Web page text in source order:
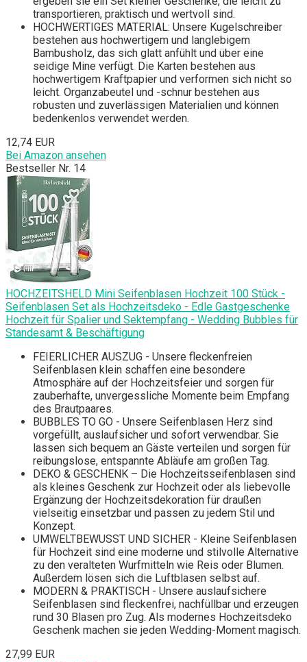
transportieren, praktisch und wertvoll sind.
HOCHWERTIGES MATERIAL: Unsere Kugelschreiber
bestehen aus hochwertigem und langlebigem
Bambusholz, das sich glatt anfühlt und über eine
seidige Mine verfügt. Die Karten bestehen aus
hochwertigem Kraftpapier und verformen sich nicht so
leicht. Organzabeutel und -schnur bestehen aus
robusten und zuverlässigen Materialien und können
bedenkenlos verwendet werden.
12,74 EUR
Bei Amazon ansehen
Bestseller Nr. 14
HOCHZEITSHELD Mini Seifenblasen Hochzeit 100 Stück -
Seifenblasen Set als Hochzeitsdeko - Edle Gastgeschenke
Hochzeit für Spalier und Sektempfang - Wedding Bubbles für
Standesamt & Beschäftigung
FEIERLICHER AUSZUG - Unsere fleckenfreien
Seifenblasen klein schaffen eine besondere
Atmosphäre auf der Hochzeitsfeier und sorgen für
zauberhafte, unvergessliche Momente beim Empfang
des Brautpaares.
BUBBLES TO GO - Unsere Seifenblasen Herz sind
vorgefüllt, auslaufsicher und sofort verwendbar. Sie
lassen sich bequem an Gäste verteilen und sorgen für
reibungslose, entspannte Abläufe am großen Tag.
DEKO & GESCHENK – Die Hochzeitsseifenblasen sind
als kleines Geschenk zur Hochzeit oder als liebevolle
Ergänzung der Hochzeitsdekoration für draußen
vielseitig einsetzbar und passen zu jedem Stil und
Konzept.
UMWELTBEWUSST UND SICHER - Kleine Seifenblasen
für Hochzeit sind eine moderne und stilvolle Alternative
zu den veralteten Wurfmitteln wie Reis oder Blumen.
Außerdem lösen sich die Luftblasen selbst auf.
MODERN & PRAKTISCH - Unsere auslaufsichere
Seifenblasen sind fleckenfrei, nachfüllbar und erzeugen
rund 30 Blasen pro Zug. Als modernes Hochzeitsdeko
Geschenk machen sie jeden Wedding-Moment magisch.
27,99 EUR